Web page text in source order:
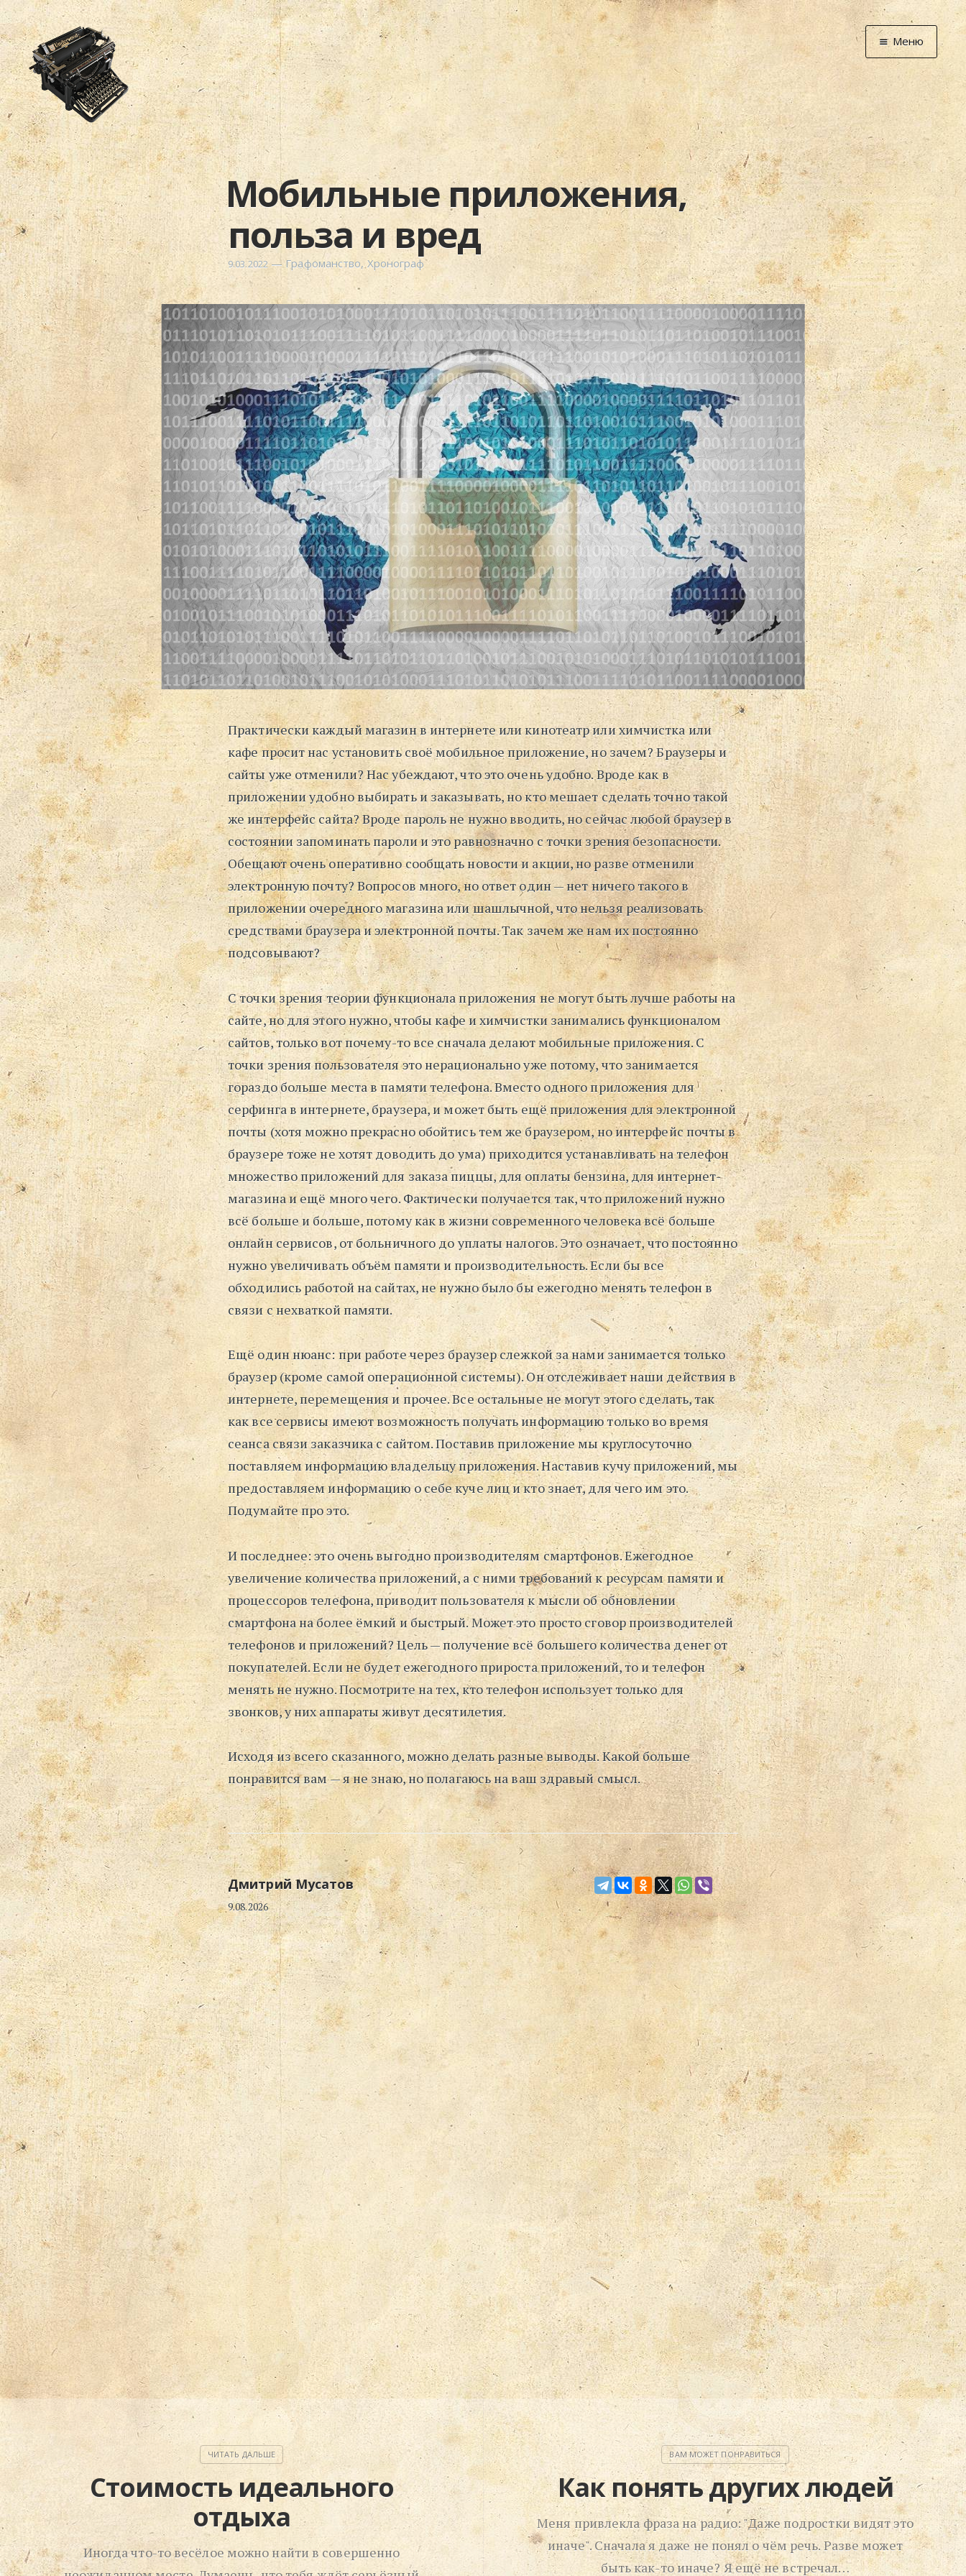
Главная
Новости
Графоманство
* Автотекст
*
* Хронограф
Арт-Рецензии
* Слушать
* Смотреть
* Читать
* По жизни
Блог
⋅
Поиск
Меню
Мобильные приложения,
польза и вред
9.03.2022— Графоманство,Хронограф
Практически каждый магазин в интернете или кинотеатр или химчистка или
кафе просит нас установить своё мобильное приложение, но зачем? Браузеры и
сайты уже отменили? Нас убеждают, что это очень удобно. Вроде как в
приложении удобно выбирать и заказывать, но кто мешает сделать точно такой
же интерфейс сайта? Вроде пароль не нужно вводить, но сейчас любой браузер в
состоянии запоминать пароли и это равнозначно с точки зрения безопасности.
Обещают очень оперативно сообщать новости и акции, но разве отменили
электронную почту? Вопросов много, но ответ один — нет ничего такого в
приложении очередного магазина или шашлычной, что нельзя реализовать
средствами браузера и электронной почты. Так зачем же нам их постоянно
подсовывают?
С точки зрения теории функционала приложения не могут быть лучше работы на
сайте, но для этого нужно, чтобы кафе и химчистки занимались функционалом
сайтов, только вот почему-то все сначала делают мобильные приложения. С
точки зрения пользователя это нерационально уже потому, что занимается
гораздо больше места в памяти телефона. Вместо одного приложения для
серфинга в интернете, браузера, и может быть ещё приложения для электронной
почты (хотя можно прекрасно обойтись тем же браузером, но интерфейс почты в
браузере тоже не хотят доводить до ума) приходится устанавливать на телефон
множество приложений для заказа пиццы, для оплаты бензина, для интернет-
магазина и ещё много чего. Фактически получается так, что приложений нужно
всё больше и больше, потому как в жизни современного человека всё больше
онлайн сервисов, от больничного до уплаты налогов. Это означает, что постоянно
нужно увеличивать объём памяти и производительность. Если бы все
обходились работой на сайтах, не нужно было бы ежегодно менять телефон в
связи с нехваткой памяти.
Ещё один нюанс: при работе через браузер слежкой за нами занимается только
браузер (кроме самой операционной системы). Он отслеживает наши действия в
интернете, перемещения и прочее. Все остальные не могут этого сделать, так
как все сервисы имеют возможность получать информацию только во время
сеанса связи заказчика с сайтом. Поставив приложение мы круглосуточно
поставляем информацию владельцу приложения. Наставив кучу приложений, мы
предоставляем информацию о себе куче лиц и кто знает, для чего им это.
Подумайте про это.
И последнее: это очень выгодно производителям смартфонов. Ежегодное
увеличение количества приложений, а с ними требований к ресурсам памяти и
процессоров телефона, приводит пользователя к мысли об обновлении
смартфона на более ёмкий и быстрый. Может это просто сговор производителей
телефонов и приложений? Цель — получение всё большего количества денег от
покупателей. Если не будет ежегодного прироста приложений, то и телефон
менять не нужно. Посмотрите на тех, кто телефон использует только для
звонков, у них аппараты живут десятилетия.
Исходя из всего сказанного, можно делать разные выводы. Какой больше
понравится вам — я не знаю, но полагаюсь на ваш здравый смысл.
Дмитрий Мусатов
9.08.2026
Стоимость идеального
отдыха
Иногда что-то весёлое можно найти в совершенно
Как понять других людей
Меня привлекла фраза на радио: "Даже подростки видят это
иначе". Сначала я даже не понял о чём речь. Разве может
быть как-то иначе? Я ещё не встречал…